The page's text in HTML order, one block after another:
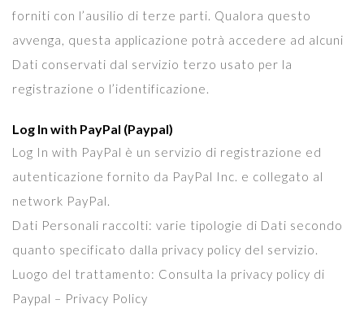
forniti con l’ausilio di terze parti. Qualora questo
avvenga, questa applicazione potrà accedere ad alcuni
Dati conservati dal servizio terzo usato per la
registrazione o l’identificazione.
Log In with PayPal (Paypal)
Log In with PayPal è un servizio di registrazione ed
autenticazione fornito da PayPal Inc. e collegato al
network PayPal.
Dati Personali raccolti: varie tipologie di Dati secondo
quanto specificato dalla privacy policy del servizio.
Luogo del trattamento: Consulta la privacy policy di
Paypal – Privacy Policy